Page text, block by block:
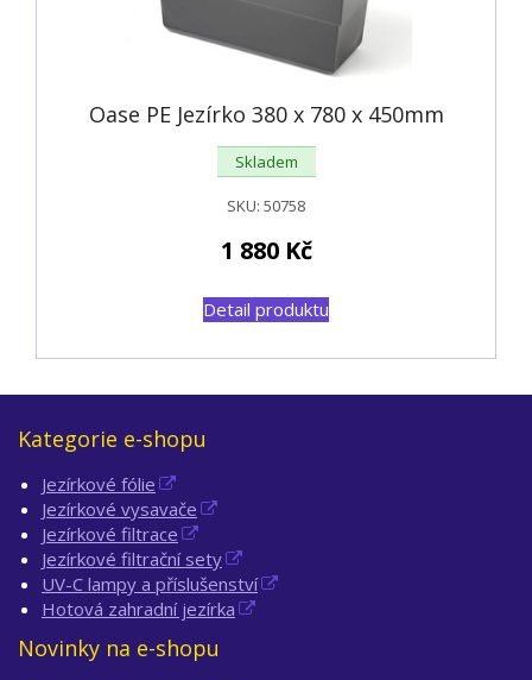
Oase PE Jezírko 380 x 780 x 450mm
Skladem
SKU: 50758
1 880 Kč
Detail produktu
Kategorie e-shopu
Jezírkové fólie
Jezírkové vysavače
Jezírkové filtrace
Jezírkové filtrační sety
UV-C lampy a příslušenství
Hotová zahradní jezírka
Novinky na e-shopu